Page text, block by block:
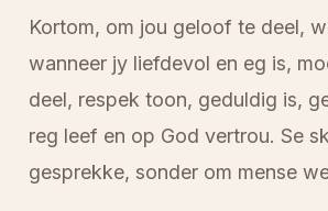
Kortom, om jou geloof te deel,
wanneer jy liefdevol en eg is,
deel, respek toon, geduldig is,
reg leef en op God vertrou. Se
gesprekke, sonder om mense